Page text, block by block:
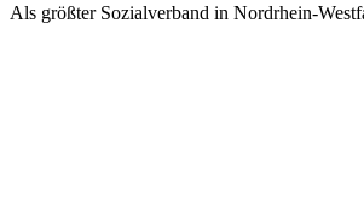
Als größter Sozialverband in Nordrhein-